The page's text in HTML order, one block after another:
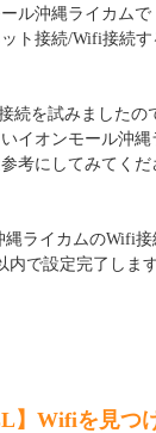
ル沖縄ライカムで
ト接続/Wifi接続
続を試みましたの
イオンモール沖
考にしてみてくだ
ライカムのWifi接
内で設定完了しま
】Wifiを見つ